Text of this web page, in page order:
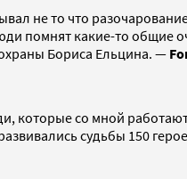
не то что
помнят какие-то общие
Бориса Ельцина. —
которые со мной
судьбы 150